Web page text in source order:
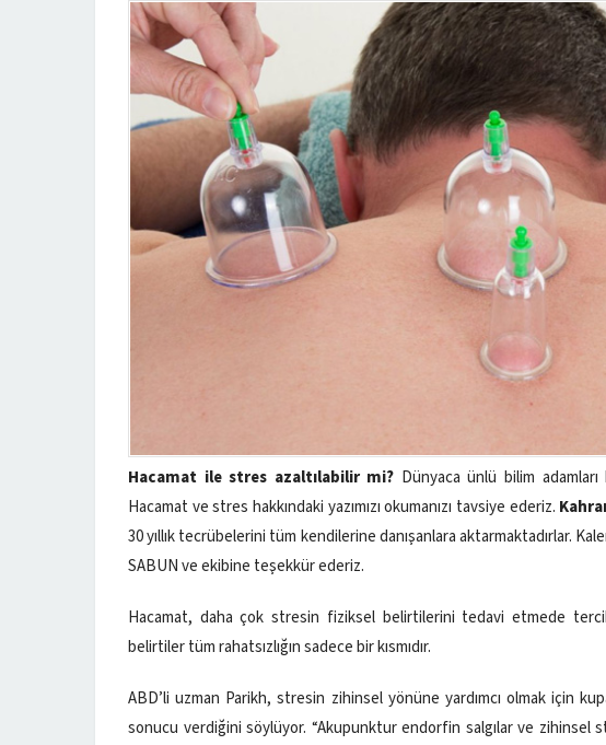
Hacamat ile stres azaltılabilir mi? Dünyaca ünlü bilim
Hacamat ve stres hakkındaki yazımızı okumanızı tavsiye ederiz.
30 yıllık tecrübelerini tüm kendilerine danışanlara aktarmaktadırlar.
SABUN ve ekibine teşekkür ederiz.
Hacamat, daha çok stresin fiziksel belirtilerini tedavi etmede
belirtiler tüm rahatsızlığın sadece bir kısmıdır.
ABD’li uzman Parikh, stresin zihinsel yönüne yardımcı olmak için
sonucu verdiğini söylüyor. “Akupunktur endorfin salgılar ve